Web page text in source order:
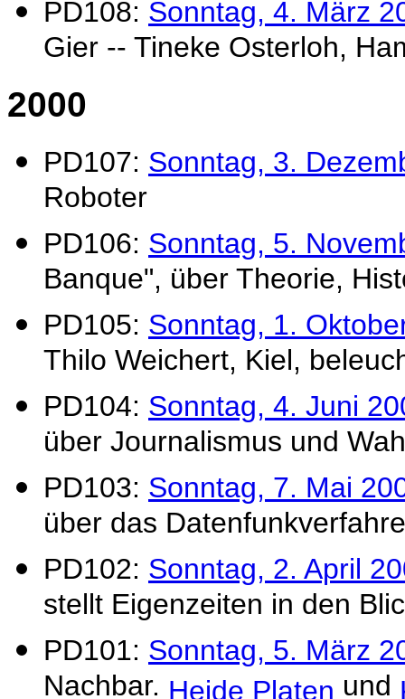
PD108: Sonntag, 4. März
Gier -- Tineke Osterloh,
2000
PD107: Sonntag, 3.
Roboter
PD106: Sonntag, 5.
Banque", über Theorie,
PD105: Sonntag, 1.
Thilo Weichert, Kiel,
PD104: Sonntag, 4. Juni
über Journalismus und
PD103: Sonntag, 7. Mai
über das
PD102: Sonntag, 2. April
stellt Eigenzeiten in den
PD101: Sonntag, 5. März
Nachbar. Heide Platen und